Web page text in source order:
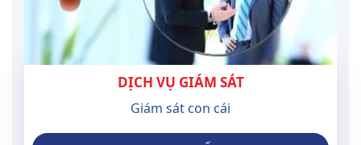
DỊCH VỤ GIÁM SÁT
Giám sát con cái